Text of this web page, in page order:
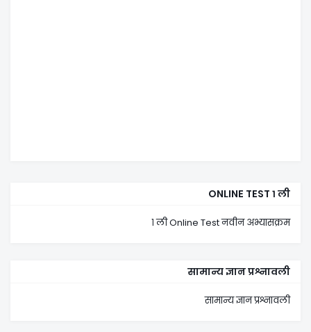
ONLINE TEST १ ली
१ ली Online Test नवीन अभ्यासक्रम
सामान्य ज्ञान प्रश्नावली
सामान्य ज्ञान प्रश्नावली